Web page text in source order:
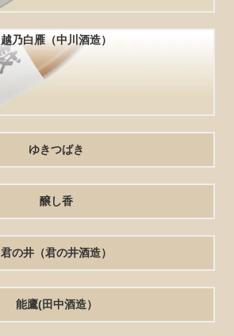
越乃白雁（中川酒造）
ゆきつばき
醸し香
君の井（君の井酒造）
能鷹(田中酒造）